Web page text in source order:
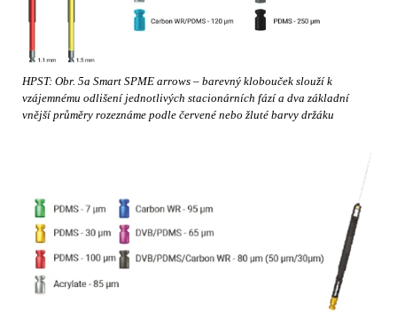
HPST: Obr. 5a Smart SPME arrows – barevný klobouček slouží k
vzájemnému odlišení jednotlivých stacionárních fází a dva základní
vnější průměry rozeznáme podle červené nebo žluté barvy držáku